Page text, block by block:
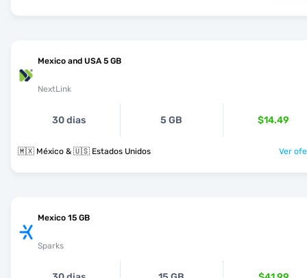
Mexico and USA 5 GB
NextLink
30 dias 5 GB $14.49
🇲🇽 México & 🇺🇸 Estados Unidos Ver
Mexico 15 GB
Sparks